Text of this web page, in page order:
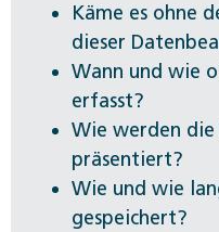
Käme es ohne
dieser
Wann und wie
erfasst?
Wie werden die
präsentiert?
Wie und wie
gespeichert?